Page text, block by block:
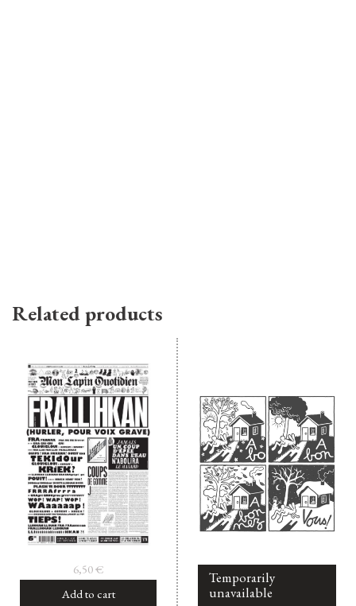
Related products
6,50€
Add to cart
Temporarily
unavailable